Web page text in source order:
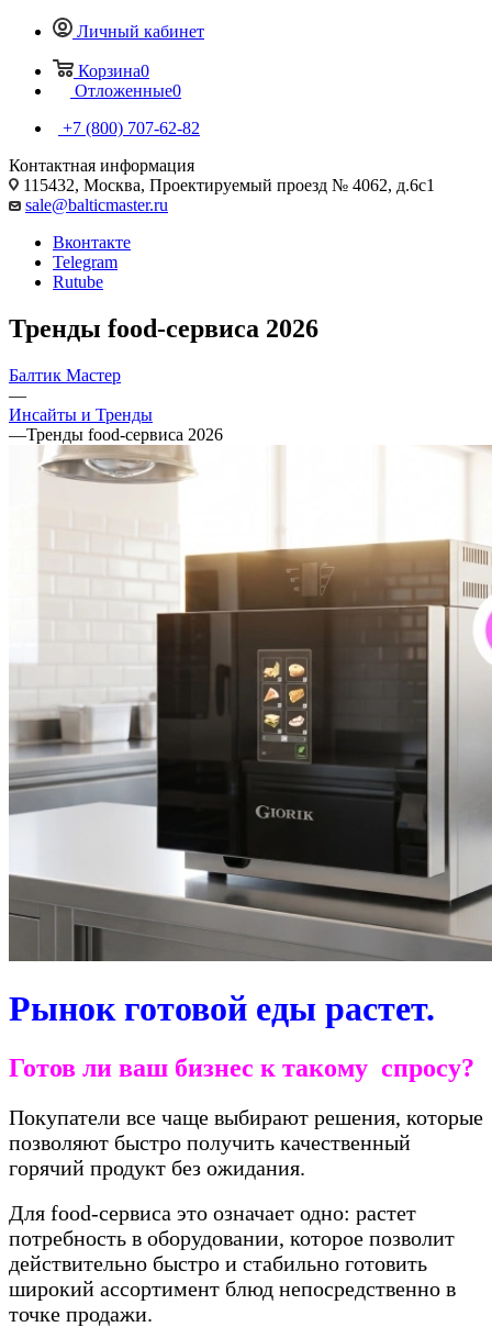
Личный кабинет
Корзина0
Отложенные0
+7 (800) 707-62-82
Контактная информация
115432, Москва, Проектируемый проезд № 4062, д.6с1
sale@balticmaster.ru
Вконтакте
Telegram
Rutube
Тренды food-сервиса 2026
Балтик Мастер
—
Инсайты и Тренды
—Тренды food-сервиса 2026
Рынок готовой еды растет.
Готов ли ваш бизнес к такому спросу?
Покупатели все чаще выбирают решения, которые
позволяют быстро получить качественный
горячий продукт без ожидания.
Для food-сервиса это означает одно: растет
потребность в оборудовании, которое позволит
действительно быстро и стабильно готовить
широкий ассортимент блюд непосредственно в
точке продажи.